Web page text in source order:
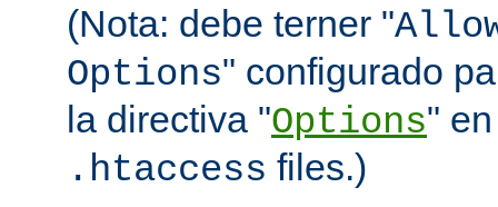
(Nota: debe terner "
Options" configurado
la directiva "Options"
.htaccess files.)